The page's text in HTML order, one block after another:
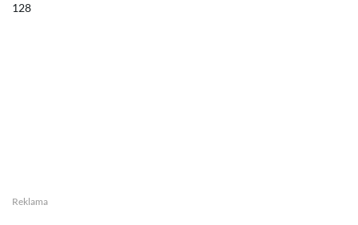
128
Reklama